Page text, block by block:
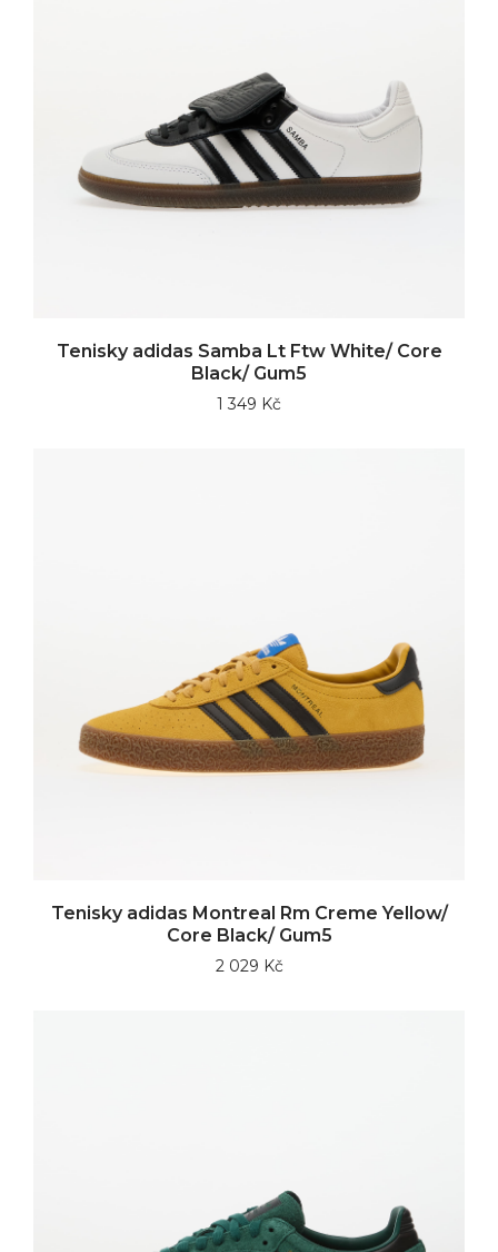
Tenisky adidas Samba Lt Ftw White/ Core
Black/ Gum5
1 349 Kč
Tenisky adidas Montreal Rm Creme Yellow/
Core Black/ Gum5
2 029 Kč